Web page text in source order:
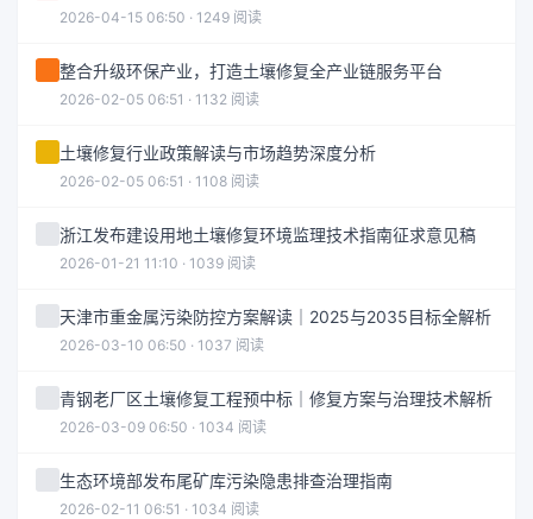
2026-04-15 06:50 · 1249 阅读
整合升级环保产业，打造土壤修复全产业链服务平台
2026-02-05 06:51 · 1132 阅读
土壤修复行业政策解读与市场趋势深度分析
2026-02-05 06:51 · 1108 阅读
浙江发布建设用地土壤修复环境监理技术指南征求意见稿
2026-01-21 11:10 · 1039 阅读
天津市重金属污染防控方案解读｜2025与2035目标全解析
2026-03-10 06:50 · 1037 阅读
青钢老厂区土壤修复工程预中标｜修复方案与治理技术解析
2026-03-09 06:50 · 1034 阅读
生态环境部发布尾矿库污染隐患排查治理指南
2026-02-11 06:51 · 1034 阅读